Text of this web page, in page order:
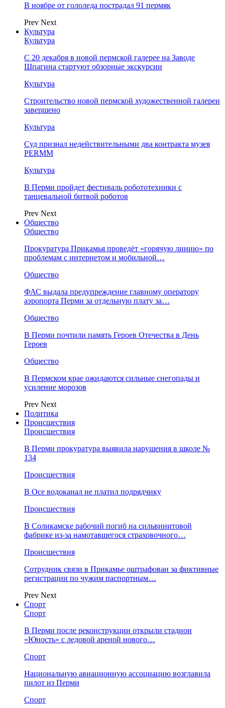
В ноябре от гололеда пострадал 91 пермяк
Prev Next
Культура
Культура
С 20 декабря в новой пермской галерее на Заводе
Шпагина стартуют обзорные экскурсии
Культура
Строительство новой пермской художественной галереи
завершено
Культура
Суд признал недействительными два контракта музея
PERMM
Культура
В Перми пройдет фестиваль робототехники с
танцевальной битвой роботов
Prev Next
Общество
Общество
Прокуратура Прикамья проведёт «горячую линию» по
проблемам с интернетом и мобильной…
Общество
ФАС выдала предупреждение главному оператору
аэропорта Перми за отдельную плату за…
Общество
В Перми почтили память Героев Отечества в День
Героев
Общество
В Пермском крае ожидаются сильные снегопады и
усиление морозов
Prev Next
Политика
Происшествия
Происшествия
В Перми прокуратура выявила нарушения в школе №
134
Происшествия
В Осе водоканал не платил подрядчику
Происшествия
В Соликамске рабочий погиб на сильвинитовой
фабрике из-за намотавшегося страховочного…
Происшествия
Сотрудник связи в Прикамье оштрафован за фиктивные
регистрации по чужим паспортным…
Prev Next
Спорт
Спорт
В Перми после реконструкции открыли стадион
«Юность» с ледовой ареной нового…
Спорт
Национальную авиационную ассоциацию возглавила
пилот из Перми
Спорт